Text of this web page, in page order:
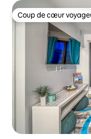
Coup de cœur
Coup de cœur